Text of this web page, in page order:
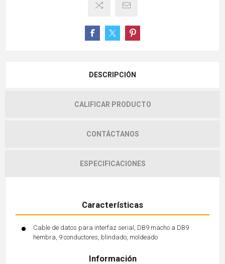
DESCRIPCIÓN
CALIFICAR PRODUCTO
CONTÁCTANOS
ESPECIFICACIONES
Características
Cable de datos para interfaz serial, DB9 macho a DB9
hembra, 9 conductores, blindado, moldeado
Información